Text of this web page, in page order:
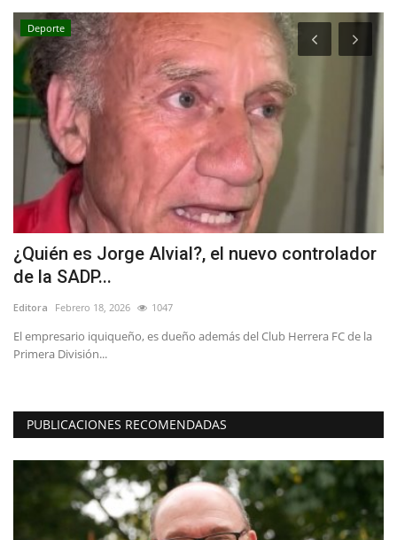
Deporte
¿Quién es Jorge Alvial?, el nuevo controlador
de la SADP...
Editora Febrero 18, 2026 1047
El empresario iquiqueño, es dueño además del Club Herrera FC de la
Primera División...
PUBLICACIONES RECOMENDADAS